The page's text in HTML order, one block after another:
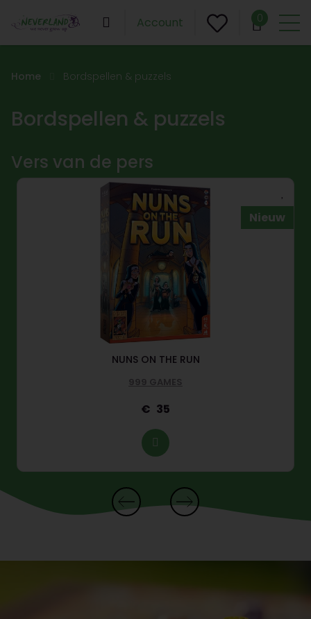
Account 0
Home Bordspellen & puzzels
Bordspellen & puzzels
Vers van de pers
Nieuw
NUNS ON THE RUN
999 GAMES
35